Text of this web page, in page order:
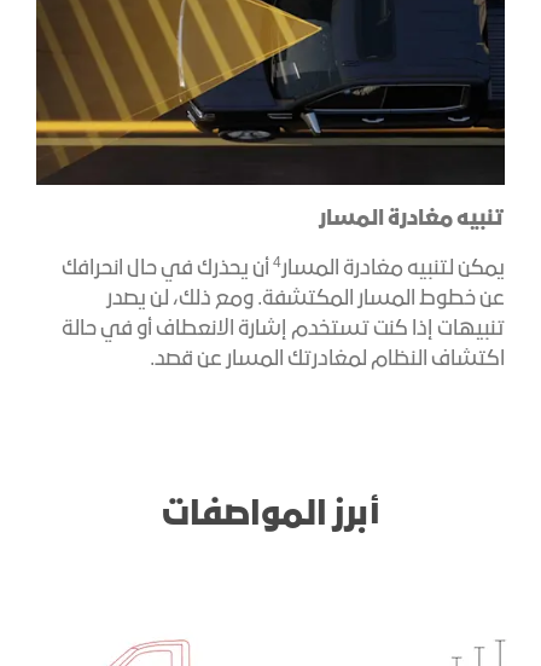
تنبيه مغادرة المسار
يمكن لتنبيه مغادرة المسار4أن يحذرك في حال انحرافك
عن خطوط المسار المكتشفة. ومع ذلك، لن يصدر
تنبيهات إذا كنت تستخدم إشارة الانعطاف أو في حالة
اكتشاف النظام لمغادرتك المسار عن قصد.
أبرز المواصفات